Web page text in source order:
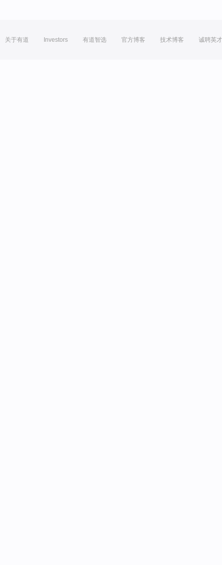
关于有道 Investors 有道智选 官方博客 技术博客 诚聘英才